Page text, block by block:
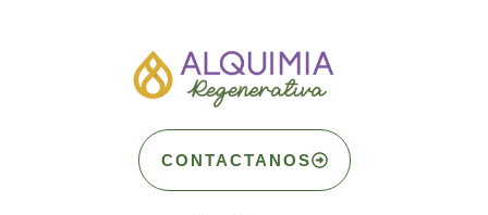
CONTACTANOS